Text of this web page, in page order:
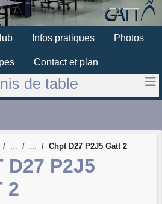
Infos pratiques Photos
Contact et plan
de table
Chpt D27 P2J5 Gatt 2
D27 P2J5
2